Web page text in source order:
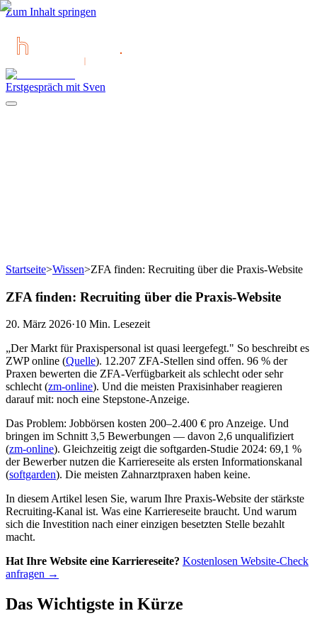
Zum Inhalt springen
Erstgespräch mit Sven
Startseite>Wissen>ZFA finden: Recruiting über die Praxis-Website
ZFA finden: Recruiting über die Praxis-Website
20. März 2026·10 Min. Lesezeit
„Der Markt für Praxispersonal ist quasi leergefegt." So beschreibt es
ZWP online (Quelle). 12.207 ZFA-Stellen sind offen. 96 % der
Praxen bewerten die ZFA-Verfügbarkeit als schlecht oder sehr
schlecht (zm-online). Und die meisten Praxisinhaber reagieren
darauf mit: noch eine Stepstone-Anzeige.
Das Problem: Jobbörsen kosten 200–2.400 € pro Anzeige. Und
bringen im Schnitt 3,5 Bewerbungen — davon 2,6 unqualifiziert
(zm-online). Gleichzeitig zeigt die softgarden-Studie 2024: 69,1 %
der Bewerber nutzen die Karriereseite als ersten Informationskanal
(softgarden). Die meisten Zahnarztpraxen haben keine.
In diesem Artikel lesen Sie, warum Ihre Praxis-Website der stärkste
Recruiting-Kanal ist. Was eine Karriereseite braucht. Und warum
sich die Investition nach einer einzigen besetzten Stelle bezahlt
macht.
Hat Ihre Website eine Karriereseite? Kostenlosen Website-Check
anfragen →
Das Wichtigste in Kürze